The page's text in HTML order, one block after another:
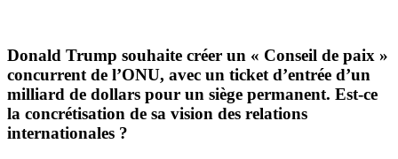
Donald Trump souhaite créer un « Conseil de paix »
concurrent de l’ONU, avec un ticket d’entrée d’un
milliard de dollars pour un siège permanent. Est-ce
la concrétisation de sa vision des relations
internationales ?